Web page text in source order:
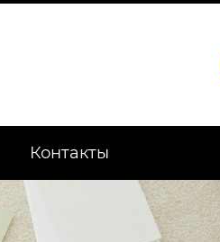
Контакты